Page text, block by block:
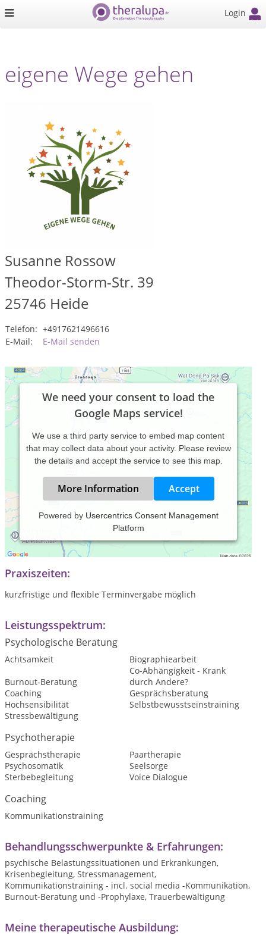
Login
eigene Wege gehen
Susanne Rossow
Theodor-Storm-Str. 39
25746 Heide
Telefon: +4917621496616
E-Mail:
E-Mail senden
We need your consent to load the
Google Maps service!
We use a third party service to embed map content
that may collect data about your activity. Please review
the details and accept the service to see this map.
More Information Accept
Powered by Usercentrics Consent Management
Platform
eine individuell abgestimmte psychologische und
psychotherapeutische Beratung- Unterstützung-Begleitung
Praxiszeiten:
kurzfristige und flexible Terminvergabe möglich
Leistungsspektrum:
Psychologische Beratung
Achtsamkeit
Biographiearbeit
Burnout-Beratung
Co-Abhängigkeit - Krank
durch Andere?
Coaching
Gesprächsberatung
Hochsensibilität
Selbstbewusstseinstraining
Stressbewältigung
Psychotherapie
Gesprächstherapie
Paartherapie
Psychosomatik
Seelsorge
Sterbebegleitung
Voice Dialogue
Coaching
Kommunikationstraining
Behandlungsschwerpunkte & Erfahrungen:
psychische Belastungssituationen und Erkrankungen,
Krisenbegleitung, Stressmanagement,
Kommunikationstraining - incl. social media -Kommunikation,
Burnout-Beratung und -Prophylaxe, Trauerbewältigung
Meine therapeutische Ausbildung: